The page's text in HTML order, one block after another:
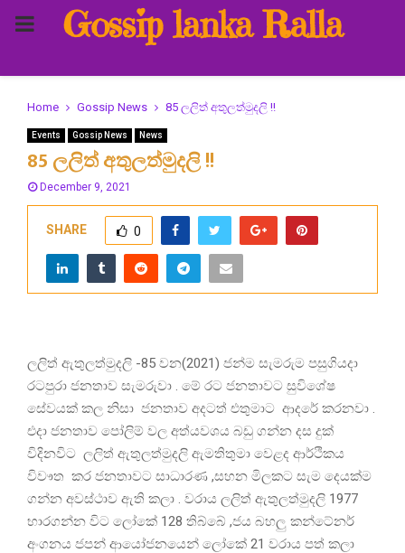
PRIMARY
MENU
Gossip lanka Ralla
Home Gossip News 85 ලලිත් අතුලත්මුදලි !!
Events Gossip News News
85 ලලිත් අතුලත්මුදලි !!
December 9, 2021
SHARE 0
ලලිත් ඇතුලත්මුදලි -85 වන(2021) ජන්ම සැමරුම පසුගියදා
රටපුරා ජනතාව සැමරුවා . මේ රට ජනතාවට සුවිශේෂ
සේවයක් කල නිසා ජනතාව අදටත් එතුමාට ආදරේ කරනවා .
එදා ජනතාව පෝලිම් වල අත්යවශය බඩු ගන්න දස දුක්
විදිනවිට ලලිත් ඇතුලත්මුදලි ඇමතිතුමා වෙළද ආර්ථිකය
විවෟත කර ජනතාවට සාධාරණ ,සහන මිලකට සැම දෙයක්ම
ගන්න අවස්ථාව ඇති කලා . වරාය ලලිත් ඇතුලත්මුදලි 1977
භාරගන්න විට ලෝකේ 128 තිබ්බේ ,ජය බහලු කන්ටේනර්
අංගනය ජපන් ආයෝජනයෙන් ලෝකේ 21 වරාය පත් කලා